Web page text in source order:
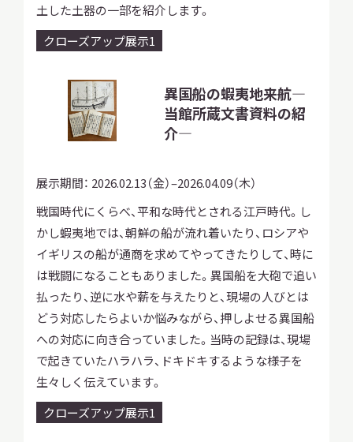
お知らせ
もっと知りたい博物館のこと！
本日開館OPEN TODAY
2026.08.09 （日）
明日 休館日CLOSE
開館時間・料金
土した土器の一部を紹介します。
クローズアップ展示1
異国船の蝦夷地来航—
当館所蔵文書資料の紹
介—
展示期間： 2026.02.13（金）–2026.04.09（木）
戦国時代にくらべ、平和な時代とされる江戸時代。し
かし蝦夷地では、朝鮮の船が流れ着いたり、ロシアや
イギリスの船が通商を求めてやってきたりして、時に
は戦闘になることもありました。異国船を大砲で追い
払ったり、逆に水や薪を与えたりと、現場の人びとは
どう対応したらよいか悩みながら、押しよせる異国船
への対応に向き合っていました。当時の記録は、現場
で起きていたハラハラ、ドキドキするような様子を
生々しく伝えています。
クローズアップ展示1